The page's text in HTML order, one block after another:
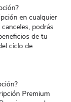
en cualquier
podrás
de tu
ciclo de
Premium